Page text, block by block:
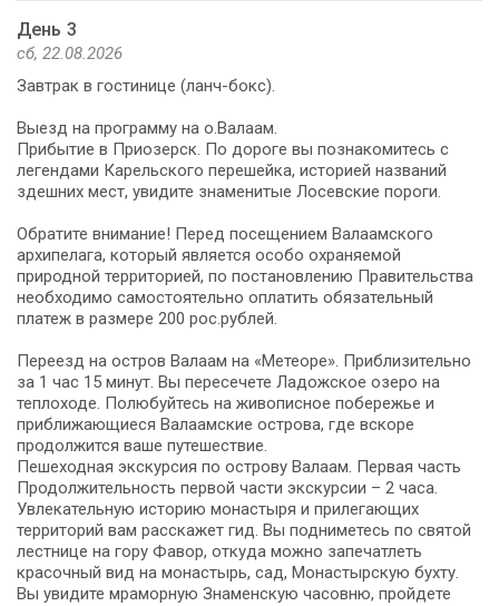
День 3
сб, 22.08.2026
Завтрак в гостинице (ланч-бокс).
Выезд на программу на о.Валаам.
Прибытие в Приозерск. По дороге вы познакомитесь с
легендами Карельского перешейка, историей названий
здешних мест, увидите знаменитые Лосевские пороги.
Обратите внимание! Перед посещением Валаамского
архипелага, который является особо охраняемой
природной территорией, по постановлению Правительства
необходимо самостоятельно оплатить обязательный
платеж в размере 200 рос.рублей.
Переезд на остров Валаам на «Метеоре». Приблизительно
за 1 час 15 минут. Вы пересечете Ладожское озеро на
теплоходе. Полюбуйтесь на живописное побережье и
приближающиеся Валаамские острова, где вскоре
продолжится ваше путешествие.
Пешеходная экскурсия по острову Валаам. Первая часть
Продолжительность первой части экскурсии – 2 часа.
Увлекательную историю монастыря и прилегающих
территорий вам расскажет гид. Вы подниметесь по святой
лестнице на гору Фавор, откуда можно запечатлеть
красочный вид на монастырь, сад, Монастырскую бухту.
Вы увидите мраморную Знаменскую часовню, пройдете